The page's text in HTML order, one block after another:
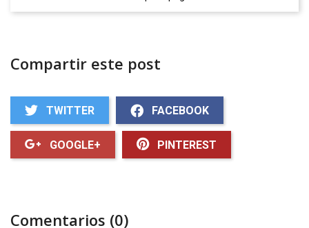
Compartir este post
TWITTER FACEBOOK
GOOGLE+ PINTEREST
Comentarios (0)